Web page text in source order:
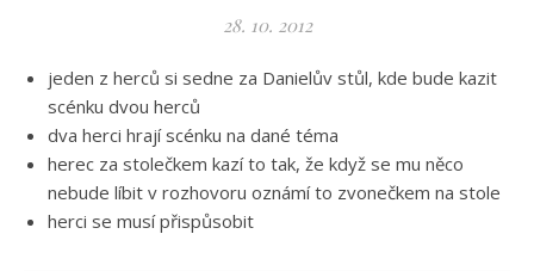
28. 10. 2012
jeden z herců si sedne za Danielův stůl, kde bude kazit
scénku dvou herců
dva herci hrají scénku na dané téma
herec za stolečkem kazí to tak, že když se mu něco
nebude líbit v rozhovoru oznámí to zvonečkem na stole
herci se musí přispůsobit